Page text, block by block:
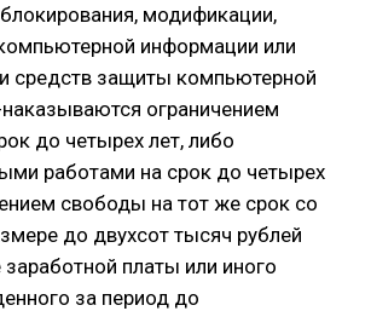
модификации,
информации или
средств защиты компьютерной
ограничением
до четырех лет, либо
работами на срок до четырех
свободы на тот же срок со
до двухсот тысяч рублей
платы или иного
за период до